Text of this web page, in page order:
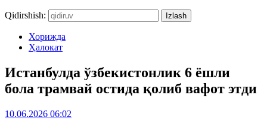
Qidirshish:
Хорижда
Ҳалокат
Истанбулда ўзбекистонлик 6 ёшли
бола трамвай остида қолиб вафот этди
10.06.2026 06:02